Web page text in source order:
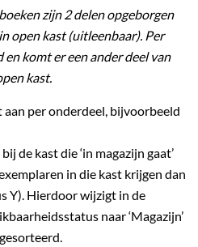
zijn 2 delen opgeborgen
open kast (uitleenbaar). Per
komt er een ander deel van
kast.
per onderdeel, bijvoorbeeld
de kast die ‘in magazijn gaat’
in die kast krijgen dan
Y). Hierdoor wijzigt in de
naar ‘Magazijn’